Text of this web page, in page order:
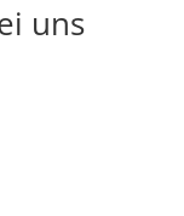
uns